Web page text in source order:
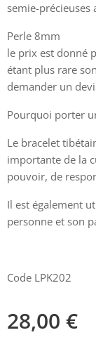
semie-précieuses
Perle 8mm
le prix est donné
étant plus rare
demander un
Pourquoi porter
Le bracelet
importante de la
pouvoir, de
Il est également
personne et son
Code LPK202
28,00 €